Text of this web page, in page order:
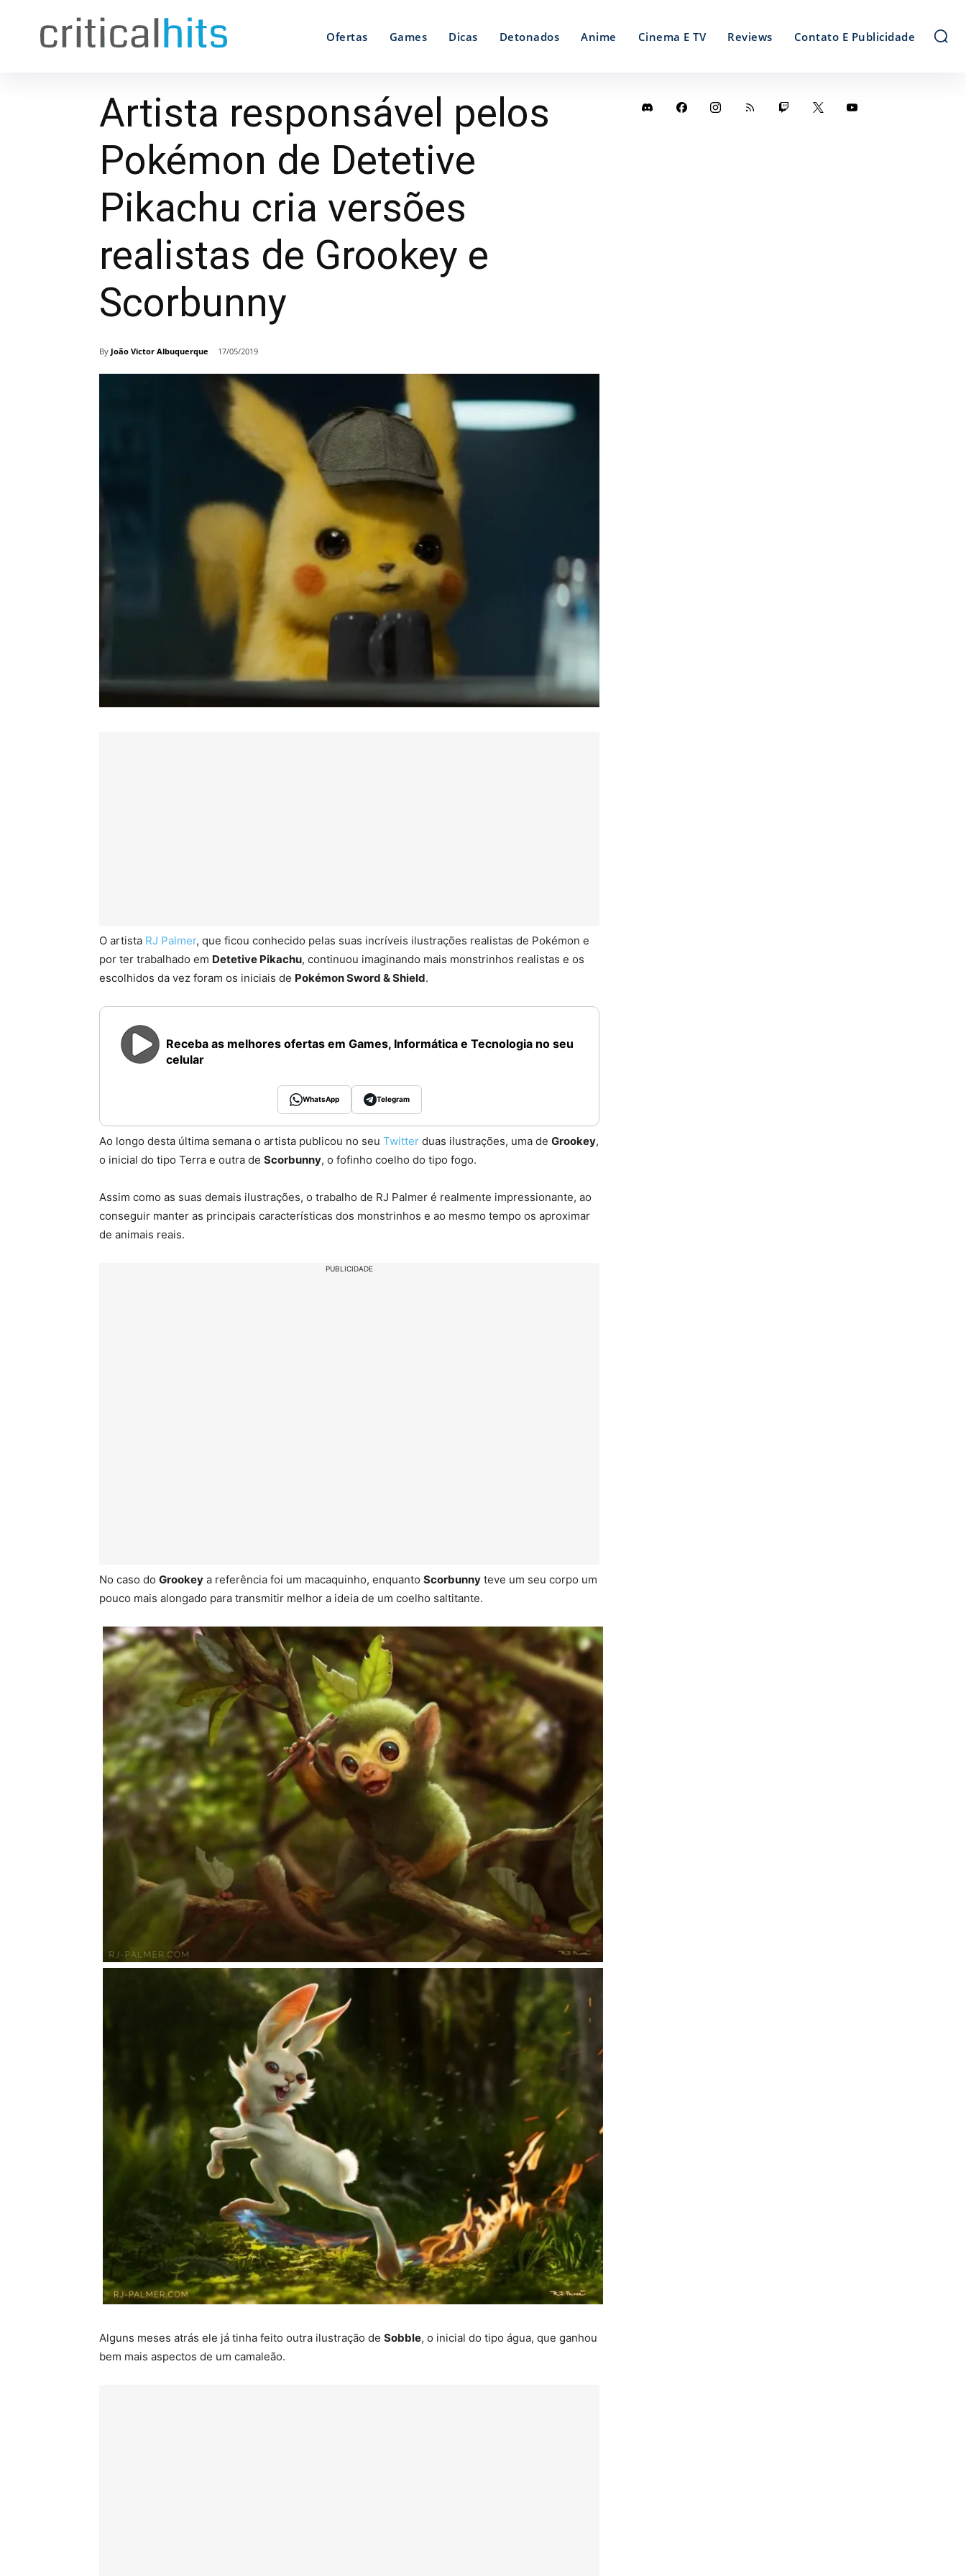
Ofertas Games Dicas Detonados Anime Cinema E TV Reviews Contato E Publicidade
Artista responsável pelos
Pokémon de Detetive
Pikachu cria versões
realistas de Grookey e
Scorbunny
By João Victor Albuquerque 17/05/2019
O artista RJ Palmer, que ficou conhecido pelas suas incríveis ilustrações realistas de Pokémon e
por ter trabalhado em Detetive Pikachu, continuou imaginando mais monstrinhos realistas e os
escolhidos da vez foram os iniciais de Pokémon Sword & Shield.
Receba as melhores ofertas em Games, Informática e Tecnologia no seu
celular
WhatsApp Telegram
Ao longo desta última semana o artista publicou no seu Twitter duas ilustrações, uma de Grookey,
o inicial do tipo Terra e outra de Scorbunny, o fofinho coelho do tipo fogo.
Assim como as suas demais ilustrações, o trabalho de RJ Palmer é realmente impressionante, ao
conseguir manter as principais características dos monstrinhos e ao mesmo tempo os aproximar
de animais reais.
PUBLICIDADE
No caso do Grookey a referência foi um macaquinho, enquanto Scorbunny teve um seu corpo um
pouco mais alongado para transmitir melhor a ideia de um coelho saltitante.
Alguns meses atrás ele já tinha feito outra ilustração de Sobble, o inicial do tipo água, que ganhou
bem mais aspectos de um camaleão.